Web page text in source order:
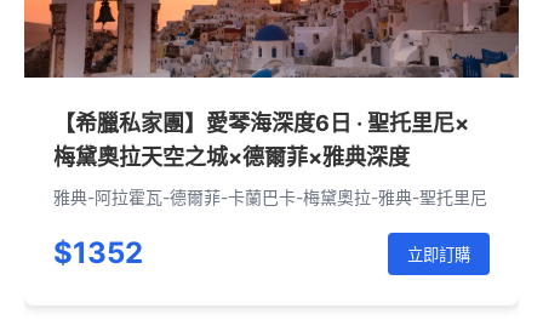
【希臘私家團】愛琴海深度6日 · 聖托里尼×
梅黛奧拉天空之城×德爾菲×雅典深度
雅典-阿拉霍瓦-德爾菲-卡蘭巴卡-梅黛奧拉-雅典-聖托里尼
$1352 立即訂購